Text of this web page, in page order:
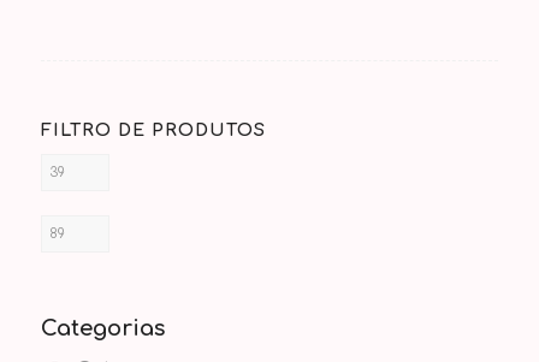
FILTRO DE PRODUTOS
Categorias